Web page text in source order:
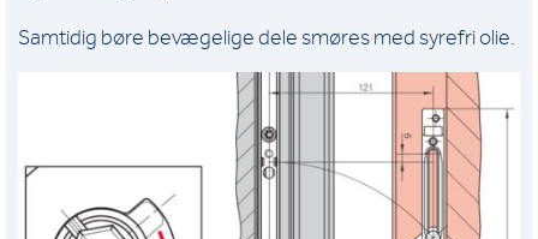
Samtidig børe bevægelige dele smøres med syrefri olie.